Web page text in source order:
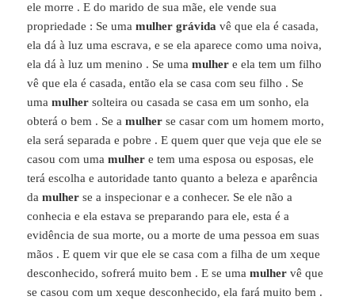
ele morre . E do marido de sua mãe, ele vende sua
propriedade : Se umamulher grávida vê que ela é casada,
ela dá à luz uma escrava, e se ela aparece como uma noiva,
ela dá à luz um menino . Se umamulher e ela tem um filho
vê que ela é casada, então ela se casa com seu filho . Se
umamulher solteira ou casada se casa em um sonho, ela
obterá o bem . Se amulher se casar com um homem morto,
ela será separada e pobre . E quem quer que veja que ele se
casou com umamulher e tem uma esposa ou esposas, ele
terá escolha e autoridade tanto quanto a beleza e aparência
damulher se a inspecionar e a conhecer. Se ele não a
conhecia e ela estava se preparando para ele, esta é a
evidência de sua morte, ou a morte de uma pessoa em suas
mãos . E quem vir que ele se casa com a filha de um xeque
desconhecido, sofrerá muito bem . E se umamulher vê que
se casou com um xeque desconhecido, ela fará muito bem .